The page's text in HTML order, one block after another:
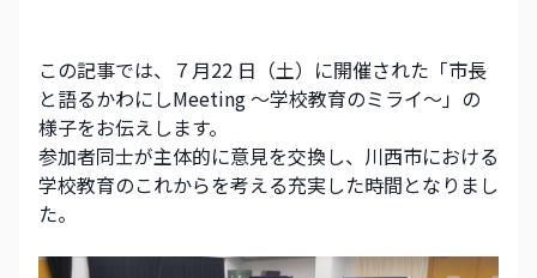
この記事では、７月22 日（土）に開催された「市長
と語るかわにしMeeting ～学校教育のミライ～」の
様子をお伝えします。
参加者同士が主体的に意見を交換し、川西市における
学校教育のこれからを考える充実した時間となりまし
た。